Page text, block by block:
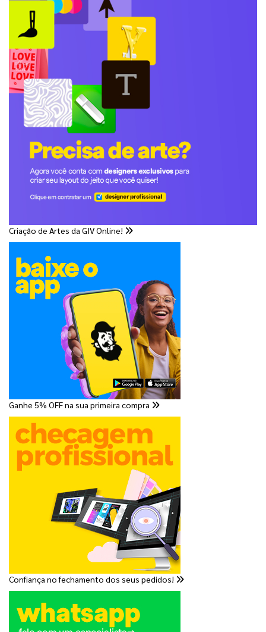
Criação de Artes da GIV Online!
Ganhe 5% OFF na sua primeira compra
Confiança no fechamento dos seus pedidos!